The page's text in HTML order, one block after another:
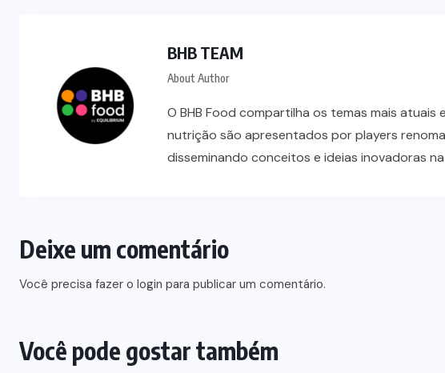
BHB TEAM
About Author
O BHB Food compartilha os temas mais
nutrição são apresentados por players
disseminando conceitos e ideias inovadoras
Deixe um comentário
Você precisa fazer o login para publicar um comentário.
Você pode gostar também